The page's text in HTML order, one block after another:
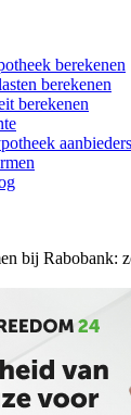
berekenen
berekenen
berekenen
aanbieders
bij Rabobank: